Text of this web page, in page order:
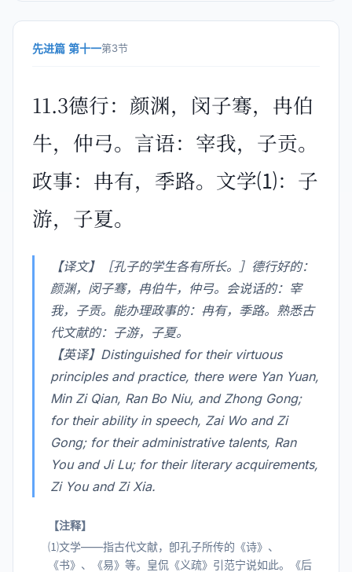
先进篇 第十一第3节
11.3德行：颜渊，闵子骞，冉伯
牛，仲弓。言语：宰我，子贡。
政事：冉有，季路。文学⑴：子
游，子夏。
【译文】［孔子的学生各有所长。］德行好的：
颜渊，闵子骞，冉伯牛，仲弓。会说话的：宰
我，子贡。能办理政事的：冉有，季路。熟悉古
代文献的：子游，子夏。
【英译】Distinguished for their virtuous
principles and practice, there were Yan Yuan,
Min Zi Qian, Ran Bo Niu, and Zhong Gong;
for their ability in speech, Zai Wo and Zi
Gong; for their administrative talents, Ran
You and Ji Lu; for their literary acquirements,
Zi You and Zi Xia.
【注释】
⑴文学——指古代文献，卽孔子所传的《诗》、
《书》、《易》等。皇侃《义疏》引范宁说如此。《后